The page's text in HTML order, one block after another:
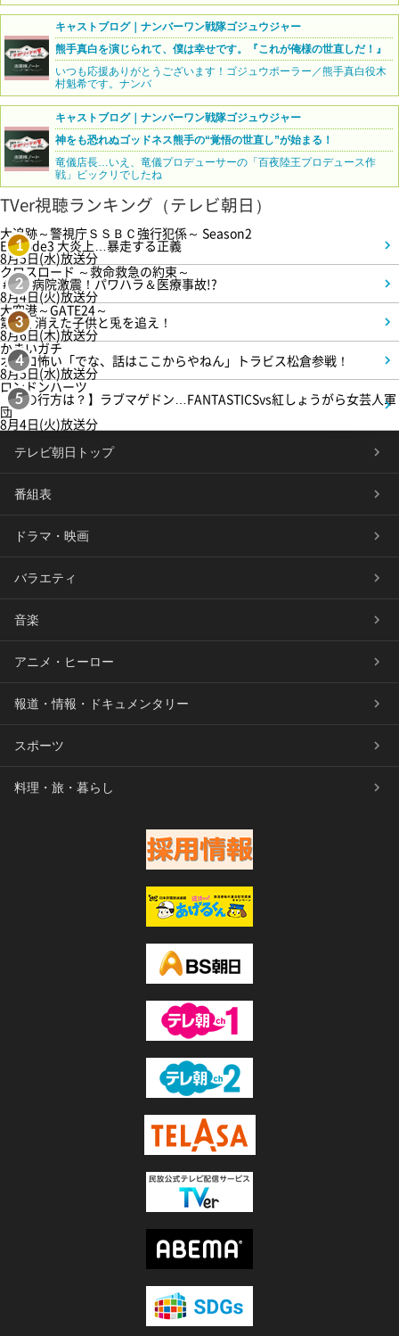
キャストブログ｜ナンバーワン戦隊ゴジュウジャー
熊手真白を演じられて、僕は幸せです。『これが俺様の世直しだ！』
いつも応援ありがとうございます！ゴジュウポーラー／熊手真白役木
村魁希です。ナンバ
キャストブログ｜ナンバーワン戦隊ゴジュウジャー
神をも恐れぬゴッドネス熊手の“覚悟の世直し”が始まる！
竜儀店長…いえ、竜儀プロデューサーの「百夜陸王プロデュース作
戦」ビックリでしたね
TVer視聴ランキング（テレビ朝日）
1
大追跡～警視庁ＳＳＢＣ強行犯係～ Season2
Episode3 大炎上…暴走する正義
8月5日(水)放送分
2
クロスロード ～救命救急の約束～
＃5 病院激震！パワハラ＆医療事故!?
8月4日(火)放送分
3
大空港～GATE24～
第3話 消えた子供と兎を追え！
8月6日(木)放送分
4
かまいガチ
オモロ怖い「でな、話はここからやねん」トラビス松倉参戦！
8月5日(水)放送分
5
ロンドンハーツ
【恋の行方は？】ラブマゲドン…FANTASTICSvs紅しょうがら女芸人軍
団
8月4日(火)放送分
テレビ朝日トップ
番組表
ドラマ・映画
バラエティ
音楽
アニメ・ヒーロー
報道・情報・ドキュメンタリー
スポーツ
料理・旅・暮らし